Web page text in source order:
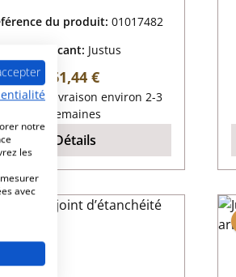
du produit:01017482
Fabricant: Justus
Prix régulier :
61,44 €
Délai de livraison environ 2-3
semaines
Détails
notre
les
avec